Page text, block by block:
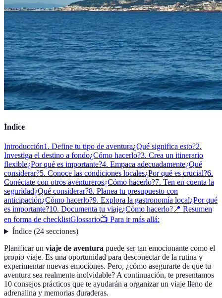
Índice
Introducción1. Define tu tipo de aventura¿Qué significa esto?2.
Investiga el destino a fondo¿Cómo hacerlo?3. Crea un itinerario
flexible¿Por qué es importante?4. Empaca adecuadamente¿Qué
considerar?5. Conoce las condiciones locales¿Por qué es crucial?6.
Conéctate con otros aventureros¿Cómo hacerlo?7. Ten en cuenta la
seguridad¿Qué considerar?8. Planea tu presupuesto con
anticipación¿Cómo hacerlo?9. Explora la gastronomía local¿Por qué
es importante?10. Documenta tu viaje¿Cómo hacerlo?📍 Resumen
en forma de checklistGlossario📺 Para ir más allá:
Índice(24 secciones)
Planificar un viaje de aventura puede ser tan emocionante como el
propio viaje. Es una oportunidad para desconectar de la rutina y
experimentar nuevas emociones. Pero, ¿cómo asegurarte de que tu
aventura sea realmente inolvidable? A continuación, te presentamos
10 consejos prácticos que te ayudarán a organizar un viaje lleno de
adrenalina y memorias duraderas.